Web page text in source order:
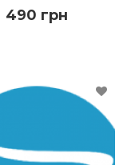
490 грн